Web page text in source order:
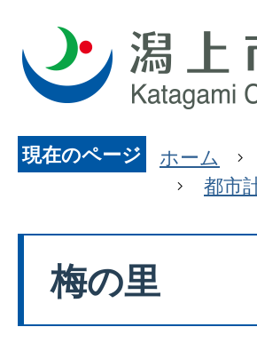
現在のページ ホーム
都市
梅の里